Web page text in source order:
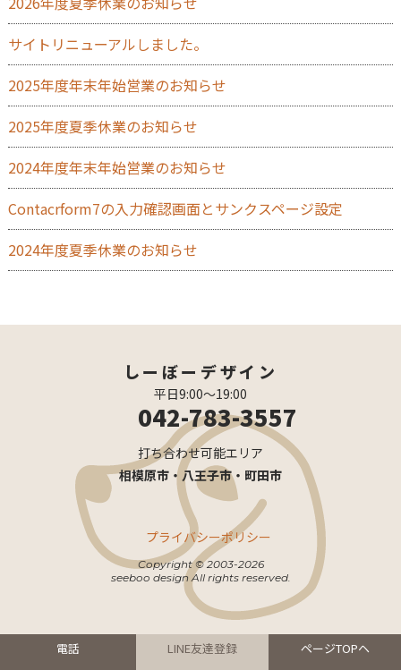
サイトリニューアルしました。
2025年度年末年始営業のお知らせ
2025年度夏季休業のお知らせ
2024年度年末年始営業のお知らせ
Contacrform7の入力確認画面とサンクスページ設定
2024年度夏季休業のお知らせ
電話 LINE友達登録 ページTOPヘ
しーぼーデザイン
平日9:00〜19:00
042-783-3557
打ち合わせ可能エリア
相模原市・八王子市・町田市
プライバシーポリシー
Copyright © 2003-2026
seeboo design All rights reserved.